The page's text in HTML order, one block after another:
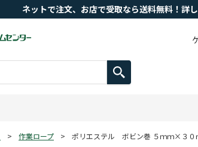
ネットで注文、お店で受取なら送料無料！詳
> 作業ロープ > ポリエステル ボビン巻 ５ｍｍ×３０